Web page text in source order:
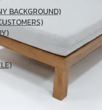
BACKGROUND)